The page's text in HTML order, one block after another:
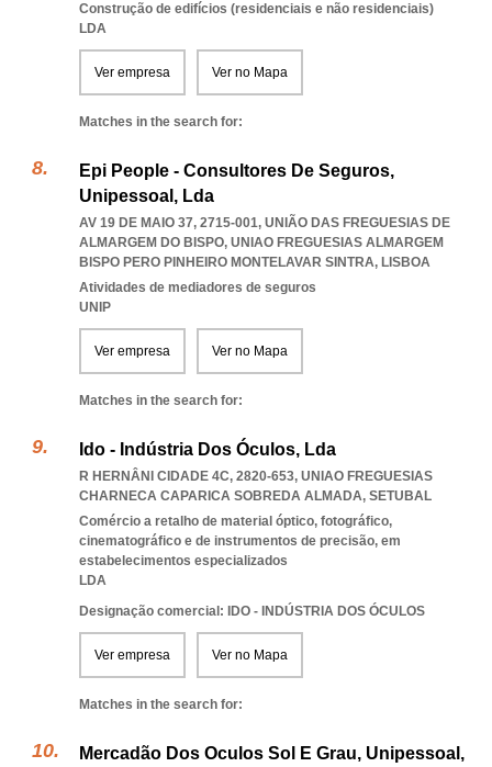
Construção de edifícios (residenciais e não residenciais)
LDA
Ver empresa Ver no Mapa
Matches in the search for:
Epi People - Consultores De Seguros,
Unipessoal, Lda
AV 19 DE MAIO 37, 2715-001, UNIÃO DAS FREGUESIAS DE
ALMARGEM DO BISPO, UNIAO FREGUESIAS ALMARGEM
BISPO PERO PINHEIRO MONTELAVAR SINTRA, LISBOA
Atividades de mediadores de seguros
UNIP
Ver empresa Ver no Mapa
Matches in the search for:
Ido - Indústria Dos Óculos, Lda
R HERNÂNI CIDADE 4C, 2820-653, UNIAO FREGUESIAS
CHARNECA CAPARICA SOBREDA ALMADA, SETUBAL
Comércio a retalho de material óptico, fotográfico,
cinematográfico e de instrumentos de precisão, em
estabelecimentos especializados
LDA
Designação comercial: IDO - INDÚSTRIA DOS ÓCULOS
Ver empresa Ver no Mapa
Matches in the search for:
Mercadão Dos Oculos Sol E Grau, Unipessoal,